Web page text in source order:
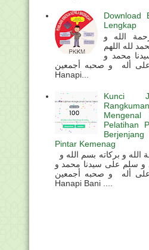
Download
Lengkap
الله و
لله اللهم
محمد و
على أله و صحبه أجمعين Salam Sahabat
Hanapi...
Kunci
Pelatihan
Pintar Kemenag
و سلم على سيدنا محمد و
على أله و صحبه أجمعين Salam Sahabat
Hanapi Bani ....